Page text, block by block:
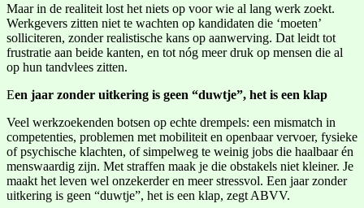
Maar in de realiteit lost het niets op voor wie al lang werk zoekt.
Werkgevers zitten niet te wachten op kandidaten die ‘moeten’
solliciteren, zonder realistische kans op aanwerving. Dat leidt tot
frustratie aan beide kanten, en tot nóg meer druk op mensen die al
op hun tandvlees zitten.
Een jaar zonder uitkering is geen “duwtje”, het is een klap
Veel werkzoekenden botsen op echte drempels: een mismatch in
competenties, problemen met mobiliteit en openbaar vervoer, fysieke
of psychische klachten, of simpelweg te weinig jobs die haalbaar én
menswaardig zijn. Met straffen maak je die obstakels niet kleiner. Je
maakt het leven wel onzekerder en meer stressvol. Een jaar zonder
uitkering is geen “duwtje”, het is een klap, zegt ABVV.